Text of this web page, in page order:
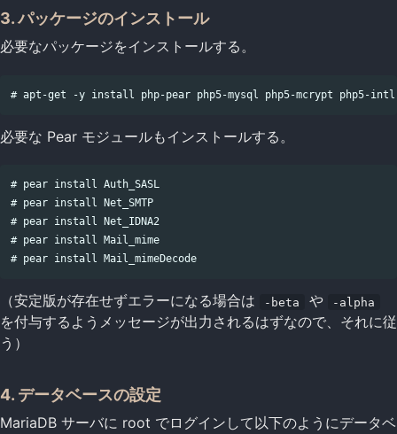
3. パッケージのインストール
必要なパッケージをインストールする。
必要な Pear モジュールもインストールする。
# pear install Auth_SASL
# pear install Net_SMTP
# pear install Net_IDNA2
# pear install Mail_mime
（安定版が存在せずエラーになる場合は -beta や -alpha
を付与するようメッセージが出力されるはずなので、それに従
う）
4. データベースの設定
MariaDB サーバに root でログインして以下のようにデータベ